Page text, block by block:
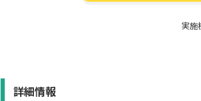
実施
詳細情報